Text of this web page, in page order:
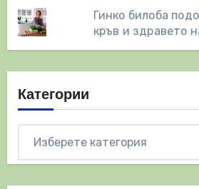
Гинко билоба
кръв и здравето
Категории